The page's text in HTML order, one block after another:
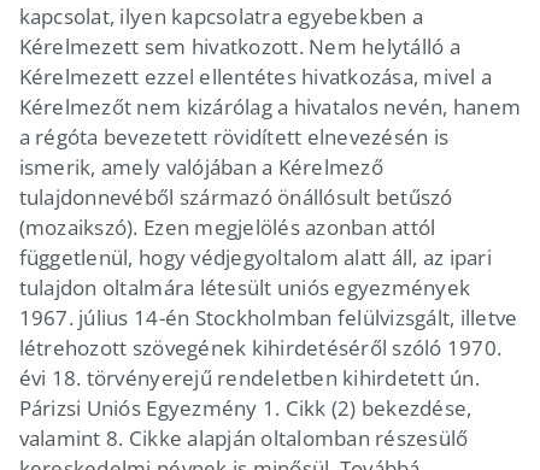
kapcsolat, ilyen kapcsolatra egyebekben a
Kérelmezett sem hivatkozott. Nem helytálló a
Kérelmezett ezzel ellentétes hivatkozása, mivel a
Kérelmezőt nem kizárólag a hivatalos nevén, hanem
a régóta bevezetett rövidített elnevezésén is
ismerik, amely valójában a Kérelmező
tulajdonnevéből származó önállósult betűszó
(mozaikszó). Ezen megjelölés azonban attól
függetlenül, hogy védjegyoltalom alatt áll, az ipari
tulajdon oltalmára létesült uniós egyezmények
1967. július 14-én Stockholmban felülvizsgált, illetve
létrehozott szövegének kihirdetéséről szóló 1970.
évi 18. törvényerejű rendeletben kihirdetett ún.
Párizsi Uniós Egyezmény 1. Cikk (2) bekezdése,
valamint 8. Cikke alapján oltalomban részesülő